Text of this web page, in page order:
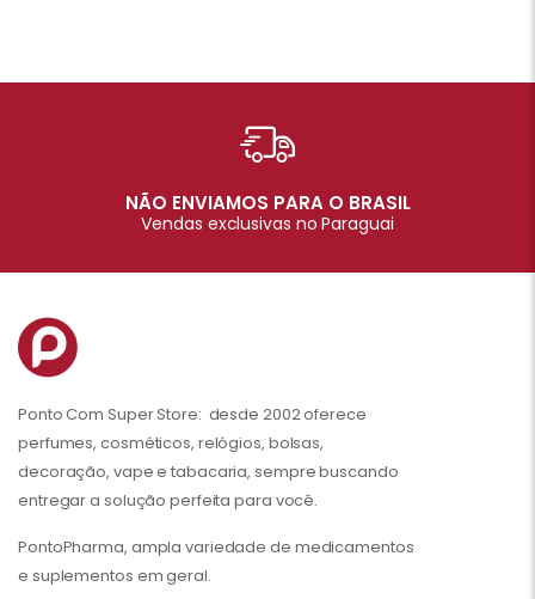
NÃO ENVIAMOS PARA O BRASIL
Vendas exclusivas no Paraguai
Ponto Com Super Store: desde 2002 oferece
perfumes, cosméticos, relógios, bolsas,
decoração, vape e tabacaria, sempre buscando
entregar a solução perfeita para você.
PontoPharma, ampla variedade de medicamentos
e suplementos em geral.